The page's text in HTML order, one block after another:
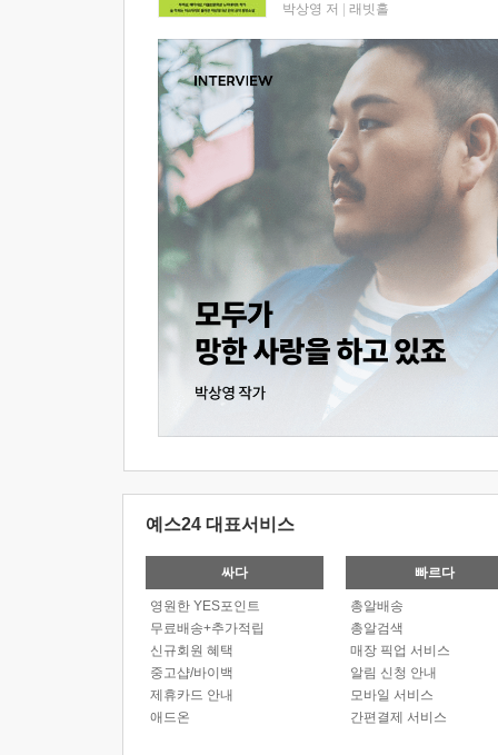
박상영 저 래빗홀
예스24 대표서비스
싸다
영원한 YES포인트
무료배송+추가적립
신규회원 혜택
중고샵/바이백
제휴카드 안내
애드온
빠르다
총알배송
총알검색
매장 픽업 서비스
알림 신청 안내
모바일 서비스
간편결제 서비스